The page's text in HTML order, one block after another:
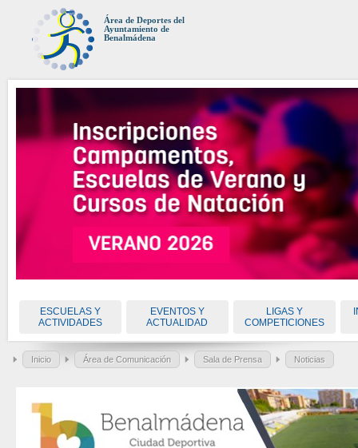
Área de Deportes del
Ayuntamiento de
Benalmádena
ESCUELAS Y
ACTIVIDADES
EVENTOS Y
ACTUALIDAD
LIGAS Y
COMPETICIONES
Inicio Área de Comunicación Sala de Prensa Noticias